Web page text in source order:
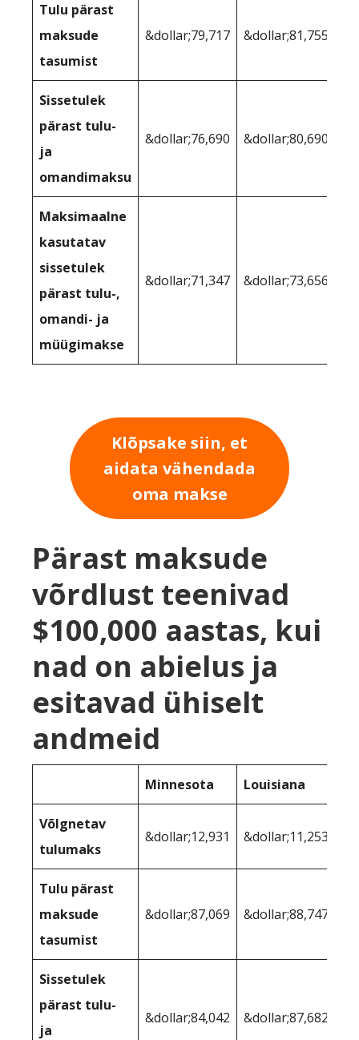
Tulu pärast
maksude
tasumist
&dollar;79,717 &dollar;81,755
Sissetulek
pärast tulu-
ja
omandimaksu
&dollar;76,690 &dollar;80,690
Maksimaalne
kasutatav
sissetulek
pärast tulu-,
omandi- ja
müügimakse
&dollar;71,347 &dollar;73,656
Klõpsake siin, et
aidata vähendada
oma makse
Pärast maksude
võrdlust teenivad
$100,000 aastas, kui
nad on abielus ja
esitavad ühiselt
andmeid
Minnesota Louisiana
Võlgnetav
tulumaks
&dollar;12,931 &dollar;11,253
Tulu pärast
maksude
tasumist
&dollar;87,069 &dollar;88,747
Sissetulek
pärast tulu-
ja
&dollar;84,042 &dollar;87,682